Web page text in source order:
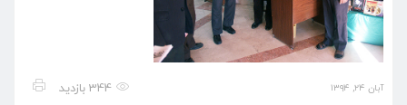
آبان ۲۴, ۱۳۹۴ 344 بازدید